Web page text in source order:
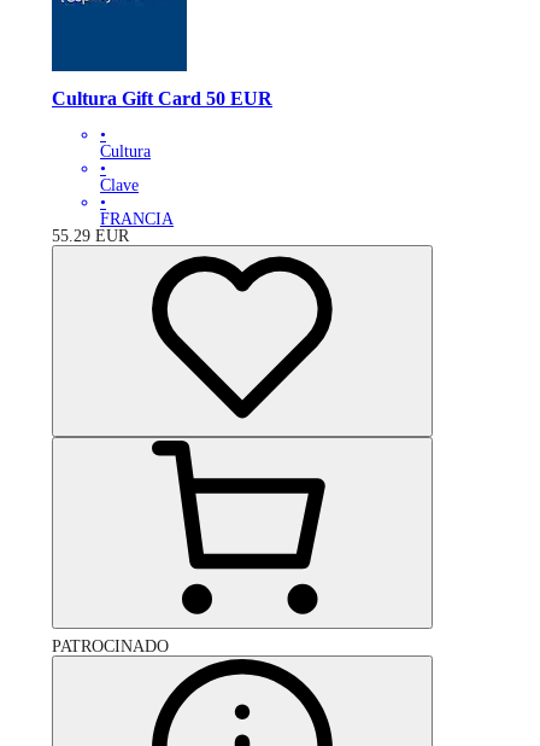
Cultura Gift Card 50 EUR
•
Cultura
•
Clave
•
FRANCIA
55.29 EUR
PATROCINADO